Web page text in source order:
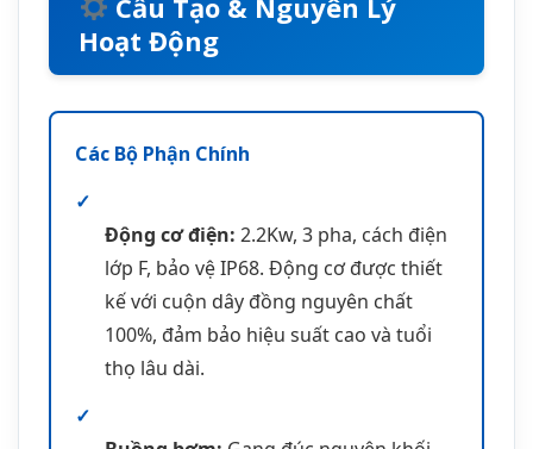
100%, đảm bảo hiệu suất cao và tuổi
thọ lâu dài.
Buồng bơm:Gang đúc nguyên khối,
chống ăn mòn. Buồng bơm được gia
khít và hiệu suất thủy lực tối ưu.
Cánh bơm: Sắt Crôm, kiểu cánh hở,
chống tắc nghẽn. Cánh bơm được cân
bằng động chính xác, giảm rung động